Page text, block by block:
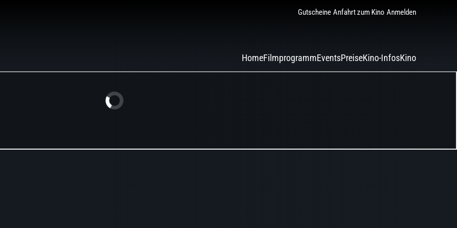
Gutscheine Anfahrt zum Kino Anmelden
HomeFilmprogrammEventsPreiseKino-InfosKino